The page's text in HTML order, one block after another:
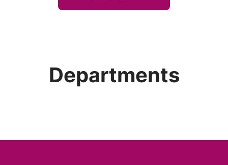
Departments
Bäckereifachverkäufer,
Quereinsteiger